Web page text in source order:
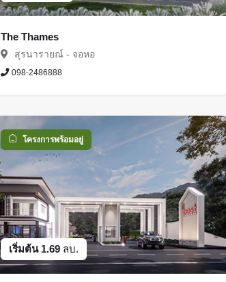
The Thames
สุรนารายณ์ - จอหอ
098-2486888
โครงการพร้อมอยู่
เริ่มต้น 1.69 ลบ.